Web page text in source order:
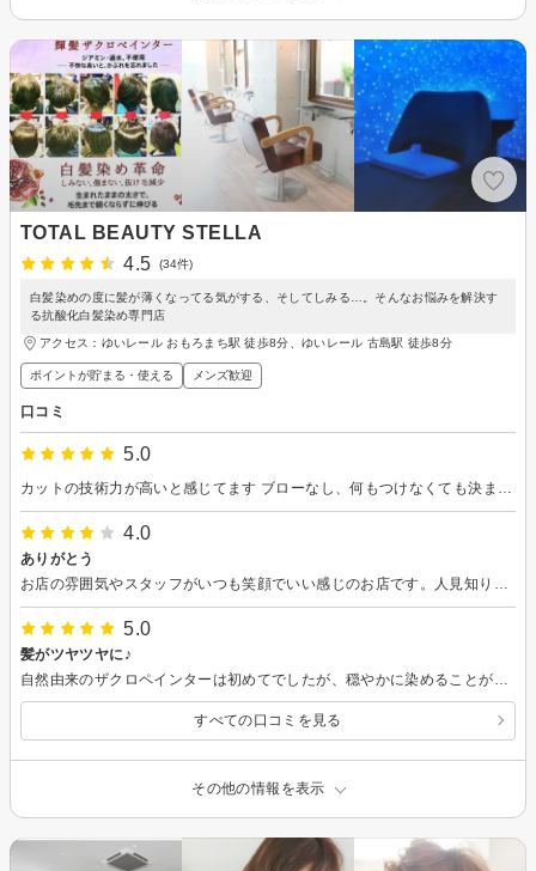
TOTAL BEAUTY STELLA
4.5
(34件)
白髪染めの度に髪が薄くなってる気がする、そしてしみる…。そんなお悩みを解決す
る抗酸化白髪染め専門店
アクセス：ゆいレール おもろまち駅 徒歩8分、ゆいレール 古島駅 徒歩8分
ポイントが貯まる・使える メンズ歓迎
口コミ
5.0
4.0
ありがとう
5.0
髪がツヤツヤに♪
すべての口コミを見る
その他の情報を表示